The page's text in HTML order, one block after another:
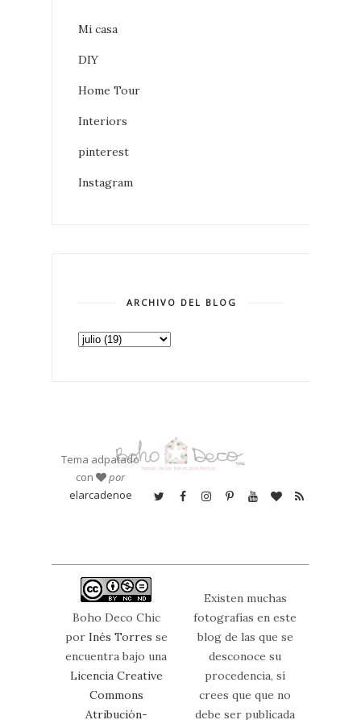
Mi casa
DIY
Home Tour
Interiors
pinterest
Instagram
ARCHIVO DEL BLOG
Tema adpatado
con
por
elarcadenoe
Boho Deco Chic
por Inés Torres se
encuentra bajo una
Licencia Creative
Commons
Atribución-
Existen muchas
fotografías en este
blog de las que se
desconoce su
procedencia, sí
crees que que no
debe ser publicada